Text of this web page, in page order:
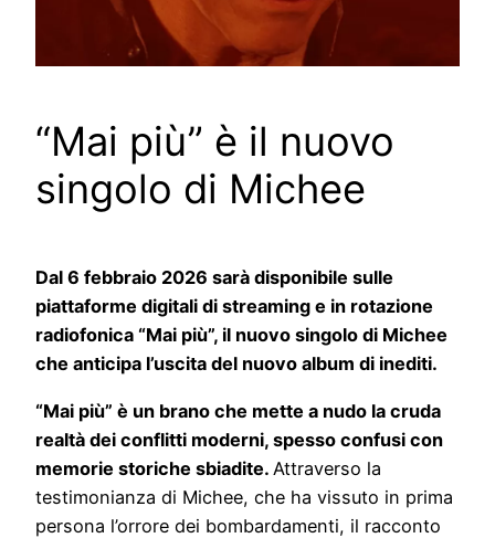
“Mai più” è il nuovo
singolo di Michee
Dal 6 febbraio 2026 sarà disponibile sulle
piattaforme digitali di streaming e in rotazione
radiofonica “Mai più”, il nuovo singolo di Michee
che anticipa l’uscita del nuovo album di inediti.
“Mai più” è un brano che mette a nudo la cruda
realtà dei conflitti moderni, spesso confusi con
memorie storiche sbiadite. Attraverso la
testimonianza di Michee, che ha vissuto in prima
persona l’orrore dei bombardamenti, il racconto